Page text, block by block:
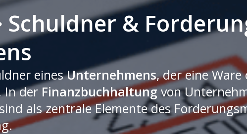
&
einesUnternehmens, der eine
In der Finanzbuchhaltungvon
als zentrale Elemente des